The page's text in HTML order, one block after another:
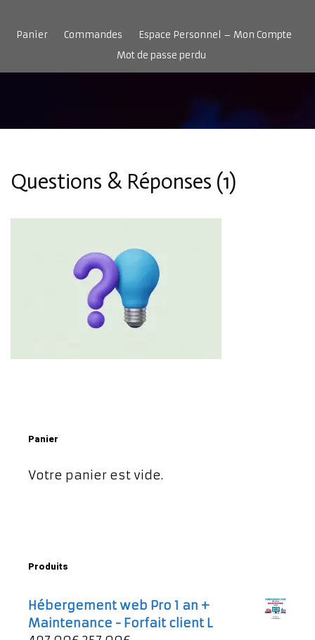
contenu
Panier Commandes
Espace Personnel – Mon Compte
Mot de passe perdu
Questions & Réponses (1)
Panier
Votre panier est vide.
Produits
Hébergement web Pro 1 an +
Maintenance - Forfait client L